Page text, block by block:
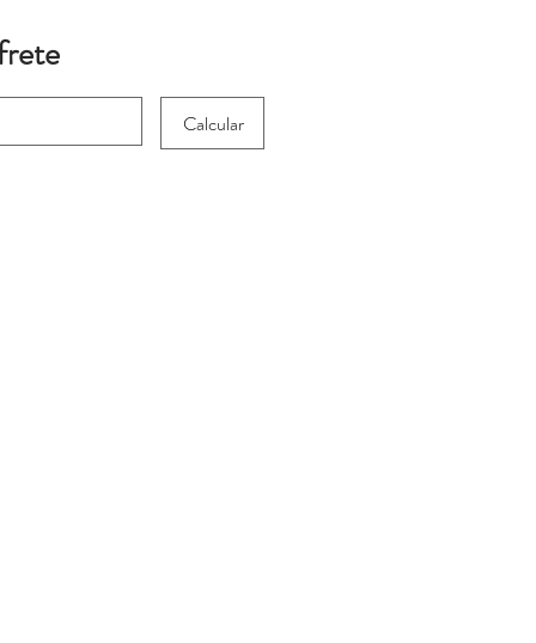
Calcular